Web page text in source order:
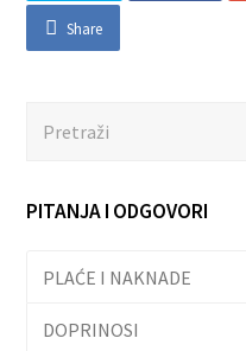
Share
PITANJA I ODGOVORI
PLAĆE I NAKNADE
DOPRINOSI